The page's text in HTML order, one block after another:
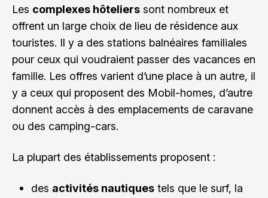
Les complexes hôteliers sont nombreux et
offrent un large choix de lieu de résidence aux
touristes. Il y a des stations balnéaires familiales
pour ceux qui voudraient passer des vacances en
famille. Les offres varient d’une place à un autre, il
y a ceux qui proposent des Mobil-homes, d’autre
donnent accès à des emplacements de caravane
ou des camping-cars.
La plupart des établissements proposent :
des activités nautiques tels que le surf, la